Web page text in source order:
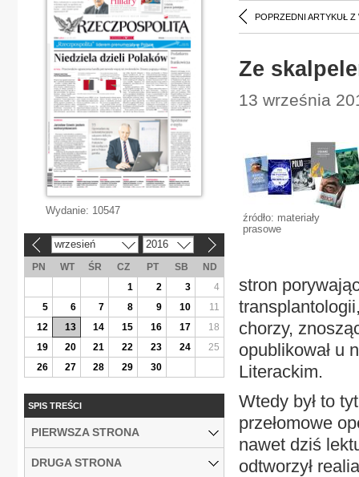
POPRZEDNI ARTYKUŁ Z
Ze
13 września
źródło: materiały
prasowe
stron
chorzy,
opublikował u
Literackim.
Wtedy był to
przełomowe
nawet dziś
odtworzył
Wydanie: 10547
wrzesień 2016
PN WT ŚR CZ PT SB
ND
1
2 3
4
5
6 7 8 9 10
11
12
13 14 15 16 17
18
19
20 21 22 23 24
25
26
27 28 29 30
SPIS TREŚCI
PIERWSZA STRONA
DRUGA STRONA